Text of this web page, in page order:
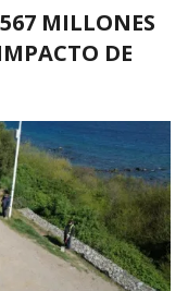
MILLONES
DE